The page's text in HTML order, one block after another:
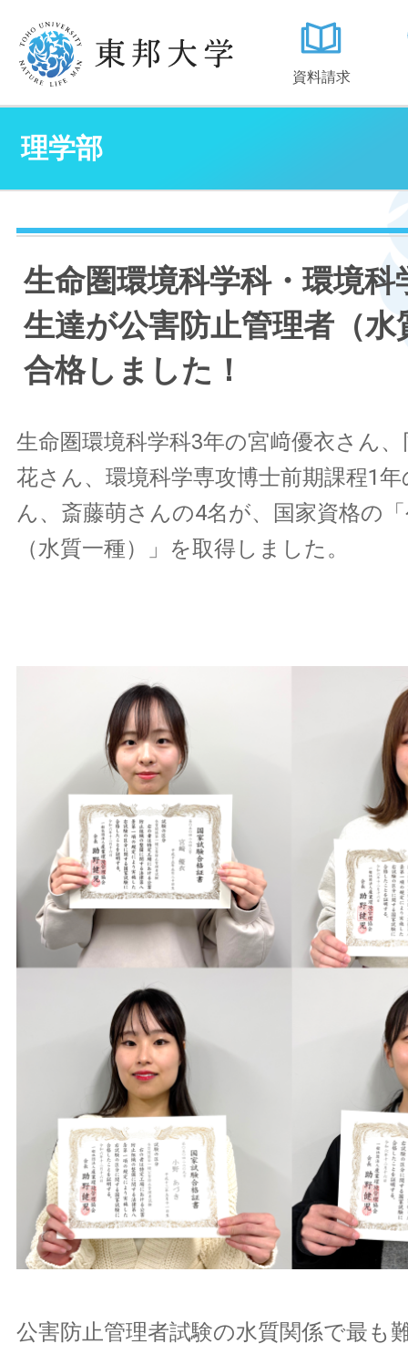
資料請求
理学部
生命圏環境科学科・環境科
生達が公害防止管理者（水
合格しました！
生命圏環境科学科3年の宮﨑優衣さん
花さん、環境科学専攻博士前期課程1
ん、斎藤萌さんの4名が、国家資格の
（水質一種）」を取得しました。
公害防止管理者試験の水質関係で最も